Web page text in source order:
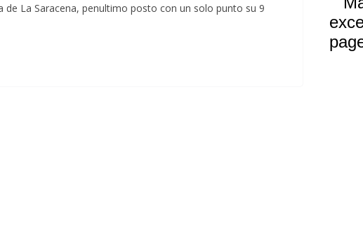
La Saracena, penultimo posto con un solo punto su 9